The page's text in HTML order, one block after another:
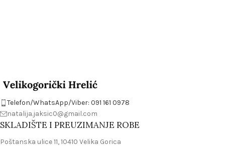
Telefon/WhatsApp/Viber: 091 161 0978
natalija.jaksic0@gmail.com
SKLADIŠTE I PREUZIMANJE ROBE
Poštanska ulice 11, 10410 Velika Gorica